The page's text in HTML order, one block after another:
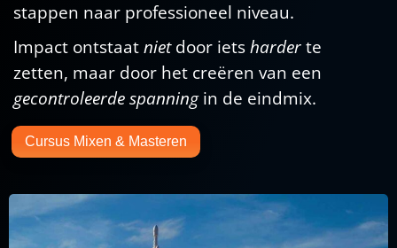
stappen naar professioneel niveau.
Impact ontstaatnietdoor ietsharderte
zetten, maar door het creëren van een
gecontroleerde spanningin de eindmix.
Cursus Mixen & Masteren